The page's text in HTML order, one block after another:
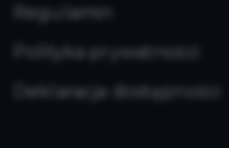
Regulamin
Polityka prywatności
Deklaracja dostępności